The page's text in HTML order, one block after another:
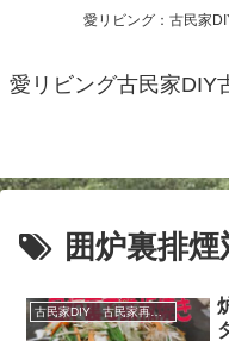
愛リビング：古民家
愛リビング古民家DIY
囲炉裏排煙
古民家DIY 古民家再生 別荘 リフォーム 小屋 薪ストーブ